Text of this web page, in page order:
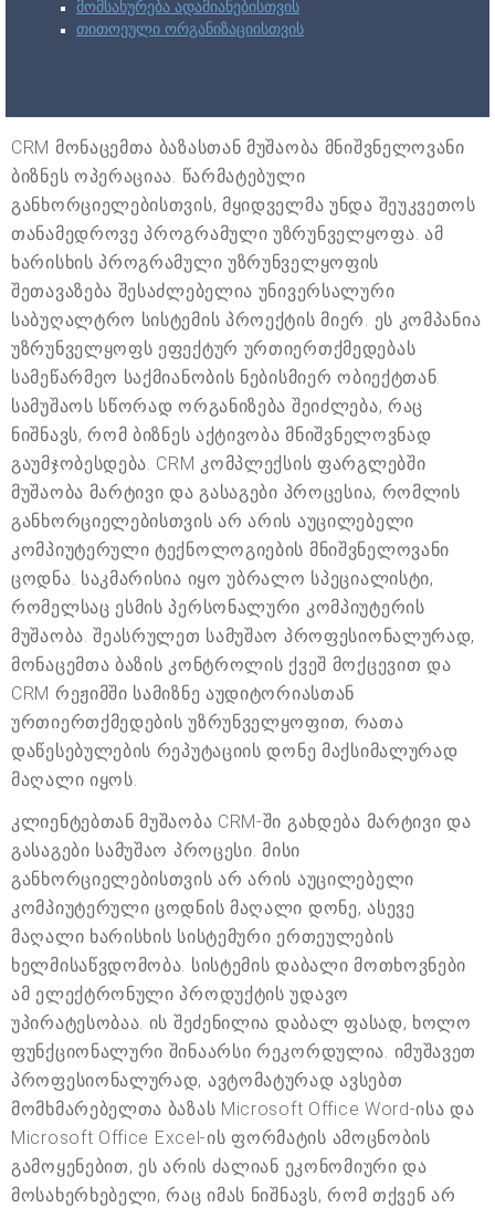
მომსახურება ადამიანებისთვის
თითოეული ორგანიზაციისთვის
CRM მონაცემთა ბაზასთან მუშაობა მნიშვნელოვანი
ბიზნეს ოპერაციაა. წარმატებული
განხორციელებისთვის, მყიდველმა უნდა შეუკვეთოს
თანამედროვე პროგრამული უზრუნველყოფა. ამ
ხარისხის პროგრამული უზრუნველყოფის
შეთავაზება შესაძლებელია უნივერსალური
საბუღალტრო სისტემის პროექტის მიერ. ეს კომპანია
უზრუნველყოფს ეფექტურ ურთიერთქმედებას
სამეწარმეო საქმიანობის ნებისმიერ ობიექტთან.
სამუშაოს სწორად ორგანიზება შეიძლება, რაც
ნიშნავს, რომ ბიზნეს აქტივობა მნიშვნელოვნად
გაუმჯობესდება. CRM კომპლექსის ფარგლებში
მუშაობა მარტივი და გასაგები პროცესია, რომლის
განხორციელებისთვის არ არის აუცილებელი
კომპიუტერული ტექნოლოგიების მნიშვნელოვანი
ცოდნა. საკმარისია იყო უბრალო სპეციალისტი,
რომელსაც ესმის პერსონალური კომპიუტერის
მუშაობა. შეასრულეთ სამუშაო პროფესიონალურად,
მონაცემთა ბაზის კონტროლის ქვეშ მოქცევით და
CRM რეჟიმში სამიზნე აუდიტორიასთან
ურთიერთქმედების უზრუნველყოფით, რათა
დაწესებულების რეპუტაციის დონე მაქსიმალურად
მაღალი იყოს.
კლიენტებთან მუშაობა CRM-ში გახდება მარტივი და
გასაგები სამუშაო პროცესი. მისი
განხორციელებისთვის არ არის აუცილებელი
კომპიუტერული ცოდნის მაღალი დონე, ასევე
მაღალი ხარისხის სისტემური ერთეულების
ხელმისაწვდომობა. სისტემის დაბალი მოთხოვნები
ამ ელექტრონული პროდუქტის უდავო
უპირატესობაა. ის შეძენილია დაბალ ფასად, ხოლო
ფუნქციონალური შინაარსი რეკორდულია. იმუშავეთ
პროფესიონალურად, ავტომატურად ავსებთ
მომხმარებელთა ბაზას Microsoft Office Word-ისა და
Microsoft Office Excel-ის ფორმატის ამოცნობის
გამოყენებით, ეს არის ძალიან ეკონომიური და
მოსახერხებელი, რაც იმას ნიშნავს, რომ თქვენ არ